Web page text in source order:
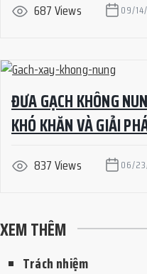
687 Views 09/
ĐƯA GẠCH KHÔNG
KHÓ KHĂN VÀ GIẢI
837 Views 06/
XEM THÊM
Trách nhiệm